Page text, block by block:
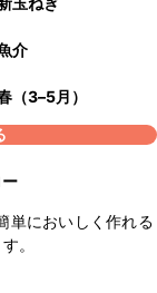
介
（3–5月）
単においしく作れる
。